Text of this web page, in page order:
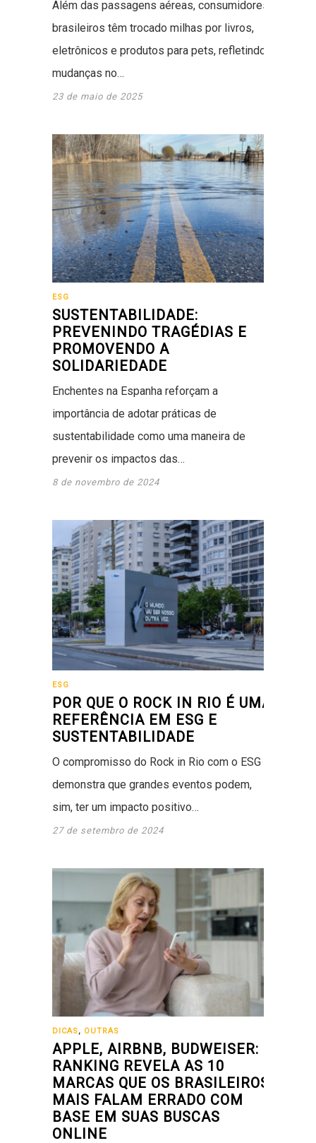
Além das passagens aéreas, consumidores
brasileiros têm trocado milhas por livros,
eletrônicos e produtos para pets, refletindo
mudanças no…
23 de maio de 2025
ESG
SUSTENTABILIDADE:
PREVENINDO TRAGÉDIAS E
PROMOVENDO A
SOLIDARIEDADE
Enchentes na Espanha reforçam a
importância de adotar práticas de
sustentabilidade como uma maneira de
prevenir os impactos das…
8 de novembro de 2024
ESG
POR QUE O ROCK IN RIO É UMA
REFERÊNCIA EM ESG E
SUSTENTABILIDADE
O compromisso do Rock in Rio com o ESG
demonstra que grandes eventos podem,
sim, ter um impacto positivo…
27 de setembro de 2024
DICAS, OUTRAS
APPLE, AIRBNB, BUDWEISER:
RANKING REVELA AS 10
MARCAS QUE OS BRASILEIROS
MAIS FALAM ERRADO COM
BASE EM SUAS BUSCAS
ONLINE